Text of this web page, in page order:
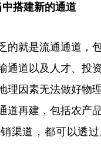
搭建新的通道
的就是流通通道，
通道以及人才、投
理因素无法做好物
道再建，包括农产
渠道，都可以透